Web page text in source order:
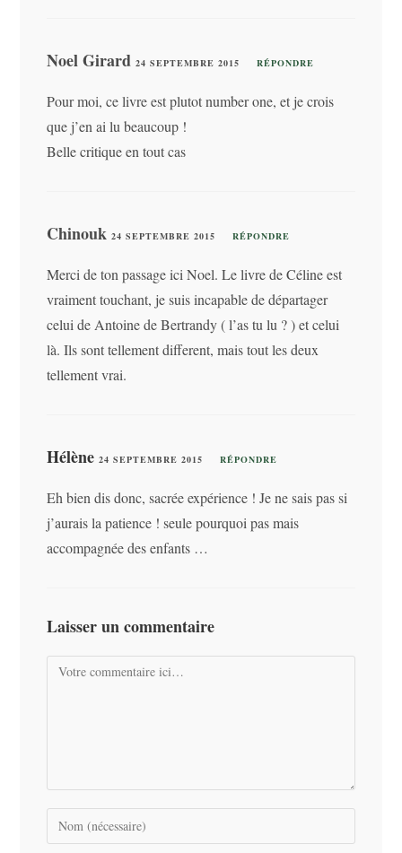
Noel Girard24 SEPTEMBRE 2015 RÉPONDRE
Pour moi, ce livre est plutot number one, et je crois
que j’en ai lu beaucoup !
Belle critique en tout cas
Chinouk24 SEPTEMBRE 2015 RÉPONDRE
Merci de ton passage ici Noel. Le livre de Céline est
vraiment touchant, je suis incapable de départager
celui de Antoine de Bertrandy ( l’as tu lu ? ) et celui
là. Ils sont tellement different, mais tout les deux
tellement vrai.
Hélène 24 SEPTEMBRE 2015 RÉPONDRE
Eh bien dis donc, sacrée expérience ! Je ne sais pas si
j’aurais la patience ! seule pourquoi pas mais
accompagnée des enfants …
Laisser un commentaire
Comment
Enter
your